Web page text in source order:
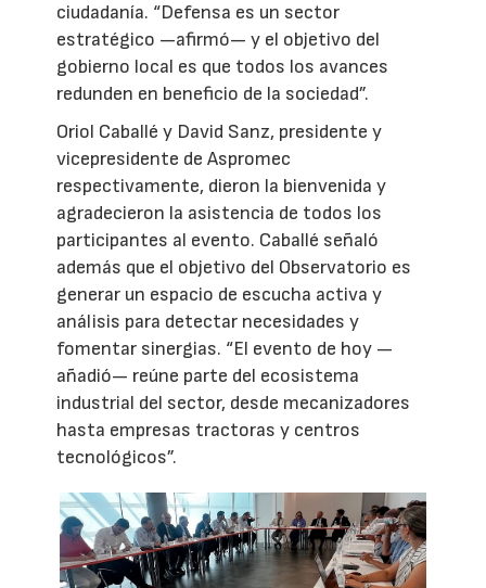
ciudadanía. “Defensa es un sector
estratégico —afirmó— y el objetivo del
gobierno local es que todos los avances
redunden en beneficio de la sociedad”.
Oriol Caballé y David Sanz, presidente y
vicepresidente de Aspromec
respectivamente, dieron la bienvenida y
agradecieron la asistencia de todos los
participantes al evento. Caballé señaló
además que el objetivo del Observatorio es
generar un espacio de escucha activa y
análisis para detectar necesidades y
fomentar sinergias. “El evento de hoy —
añadió— reúne parte del ecosistema
industrial del sector, desde mecanizadores
hasta empresas tractoras y centros
tecnológicos”.